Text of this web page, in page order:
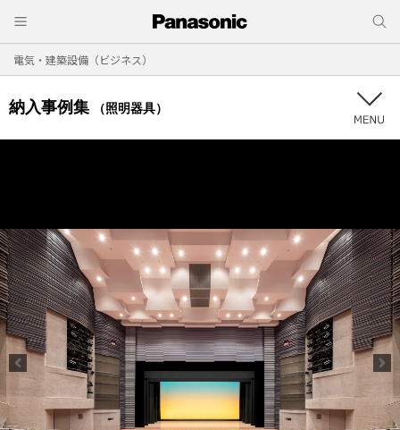
電気・建築設備（ビジネス）
納入事例集 （照明器具）